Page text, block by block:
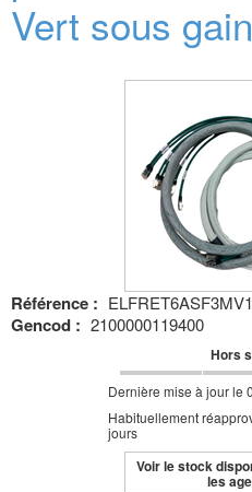
Vert sous
Référence :
Gencod : 2100000119400
Hors
Dernière mise à jour le
Habituellement
jours
Voir le stock
les